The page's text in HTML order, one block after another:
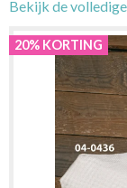
Bekijk de
20% KORTING